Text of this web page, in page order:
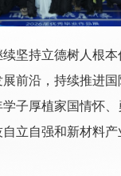
坚持立德树人根
前沿，持续推进
子厚植家国情怀
立自强和新材料